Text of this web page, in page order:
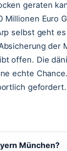
geraten
Euro
selbst geht
der
offen. Die
echte
gefordert.
München?